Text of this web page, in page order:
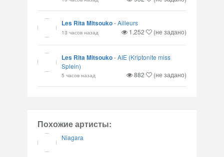
Les Rita Mitsouko-Ailleurs
13 часов назад 1,252 (не задано)
Les Rita Mitsouko-AIE (Kriptonite miss
Splein)
5 часов назад 882 (не задано)
Похожие артисты:
Niagara